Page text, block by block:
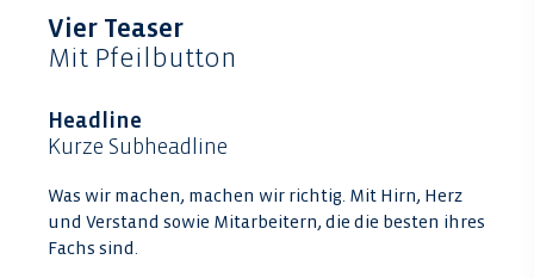
Vier Teaser
Mit Pfeilbutton
Headline
Kurze Subheadline
Was wir machen, machen wir richtig. Mit Hirn, Herz
und Verstand sowie Mitarbeitern, die die besten ihres
Fachs sind.